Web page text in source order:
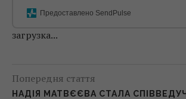
Предоставлено SendPulse
загрузка...
Попередня стаття
НАДІЯ МАТВЄЄВА СТАЛА